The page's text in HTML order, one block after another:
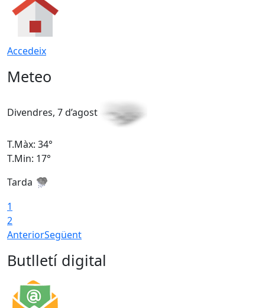
Accedeix
Meteo
Divendres, 7 d’agost
T.Màx: 34°
T.Min: 17°
Tarda
1
2
AnteriorSegüent
Butlletí digital